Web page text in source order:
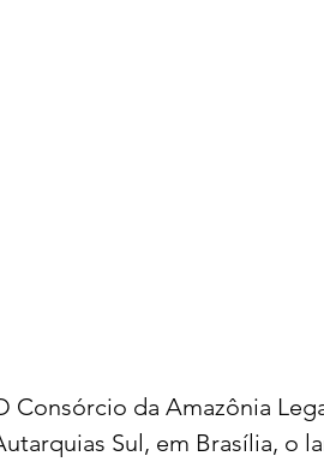
Consórcio da Amazônia
Sul, em Brasília, o